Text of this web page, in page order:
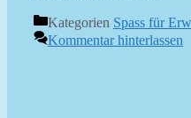
Kategorien Spass für
Kommentar hinterlassen